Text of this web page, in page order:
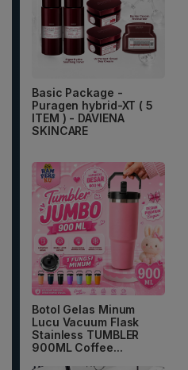
Basic Package -
Puragen hybrid-XT ( 5
ITEM ) - DAVIENA
SKINCARE
Botol Gelas Minum
Lucu Vacuum Flask
Stainless TUMBLER
900ML Coffee...